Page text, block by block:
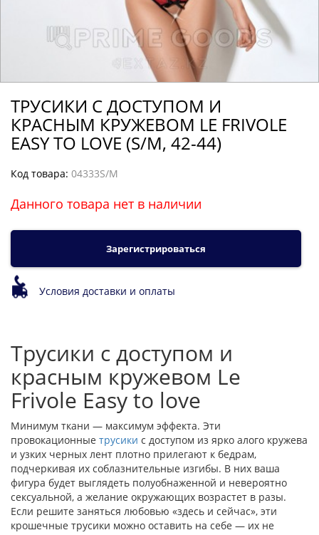
ТРУСИКИ С ДОСТУПОМ И
КРАСНЫМ КРУЖЕВОМ LE FRIVOLE
EASY TO LOVE (S/M, 42-44)
Код товара: 04333S/M
Данного товара нет в наличии
Зарегистрироваться
Условия доставки и оплаты
Трусики с доступом и
красным кружевом Le
Frivole Easy to love
Минимум ткани — максимум эффекта. Эти
провокационные трусики с доступом из ярко алого кружева
и узких черных лент плотно прилегают к бедрам,
подчеркивая их соблазнительные изгибы. В них ваша
фигура будет выглядеть полуобнаженной и невероятно
сексуальной, а желание окружающих возрастет в разы.
Если решите заняться любовью «здесь и сейчас», эти
крошечные трусики можно оставить на себе — их не